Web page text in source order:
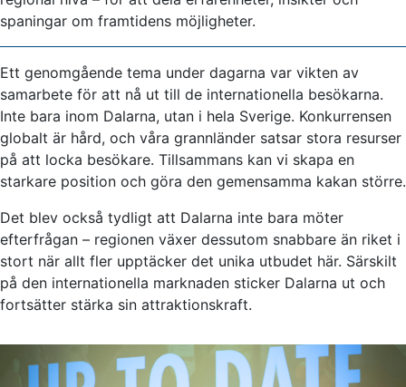
spaningar om framtidens möjligheter.
Ett genomgående tema under dagarna var vikten av
samarbete för att nå ut till de internationella besökarna.
Inte bara inom Dalarna, utan i hela Sverige. Konkurrensen
globalt är hård, och våra grannländer satsar stora resurser
på att locka besökare. Tillsammans kan vi skapa en
starkare position och göra den gemensamma kakan större.
Det blev också tydligt att Dalarna inte bara möter
efterfrågan – regionen växer dessutom snabbare än riket i
stort när allt fler upptäcker det unika utbudet här. Särskilt
på den internationella marknaden sticker Dalarna ut och
fortsätter stärka sin attraktionskraft.